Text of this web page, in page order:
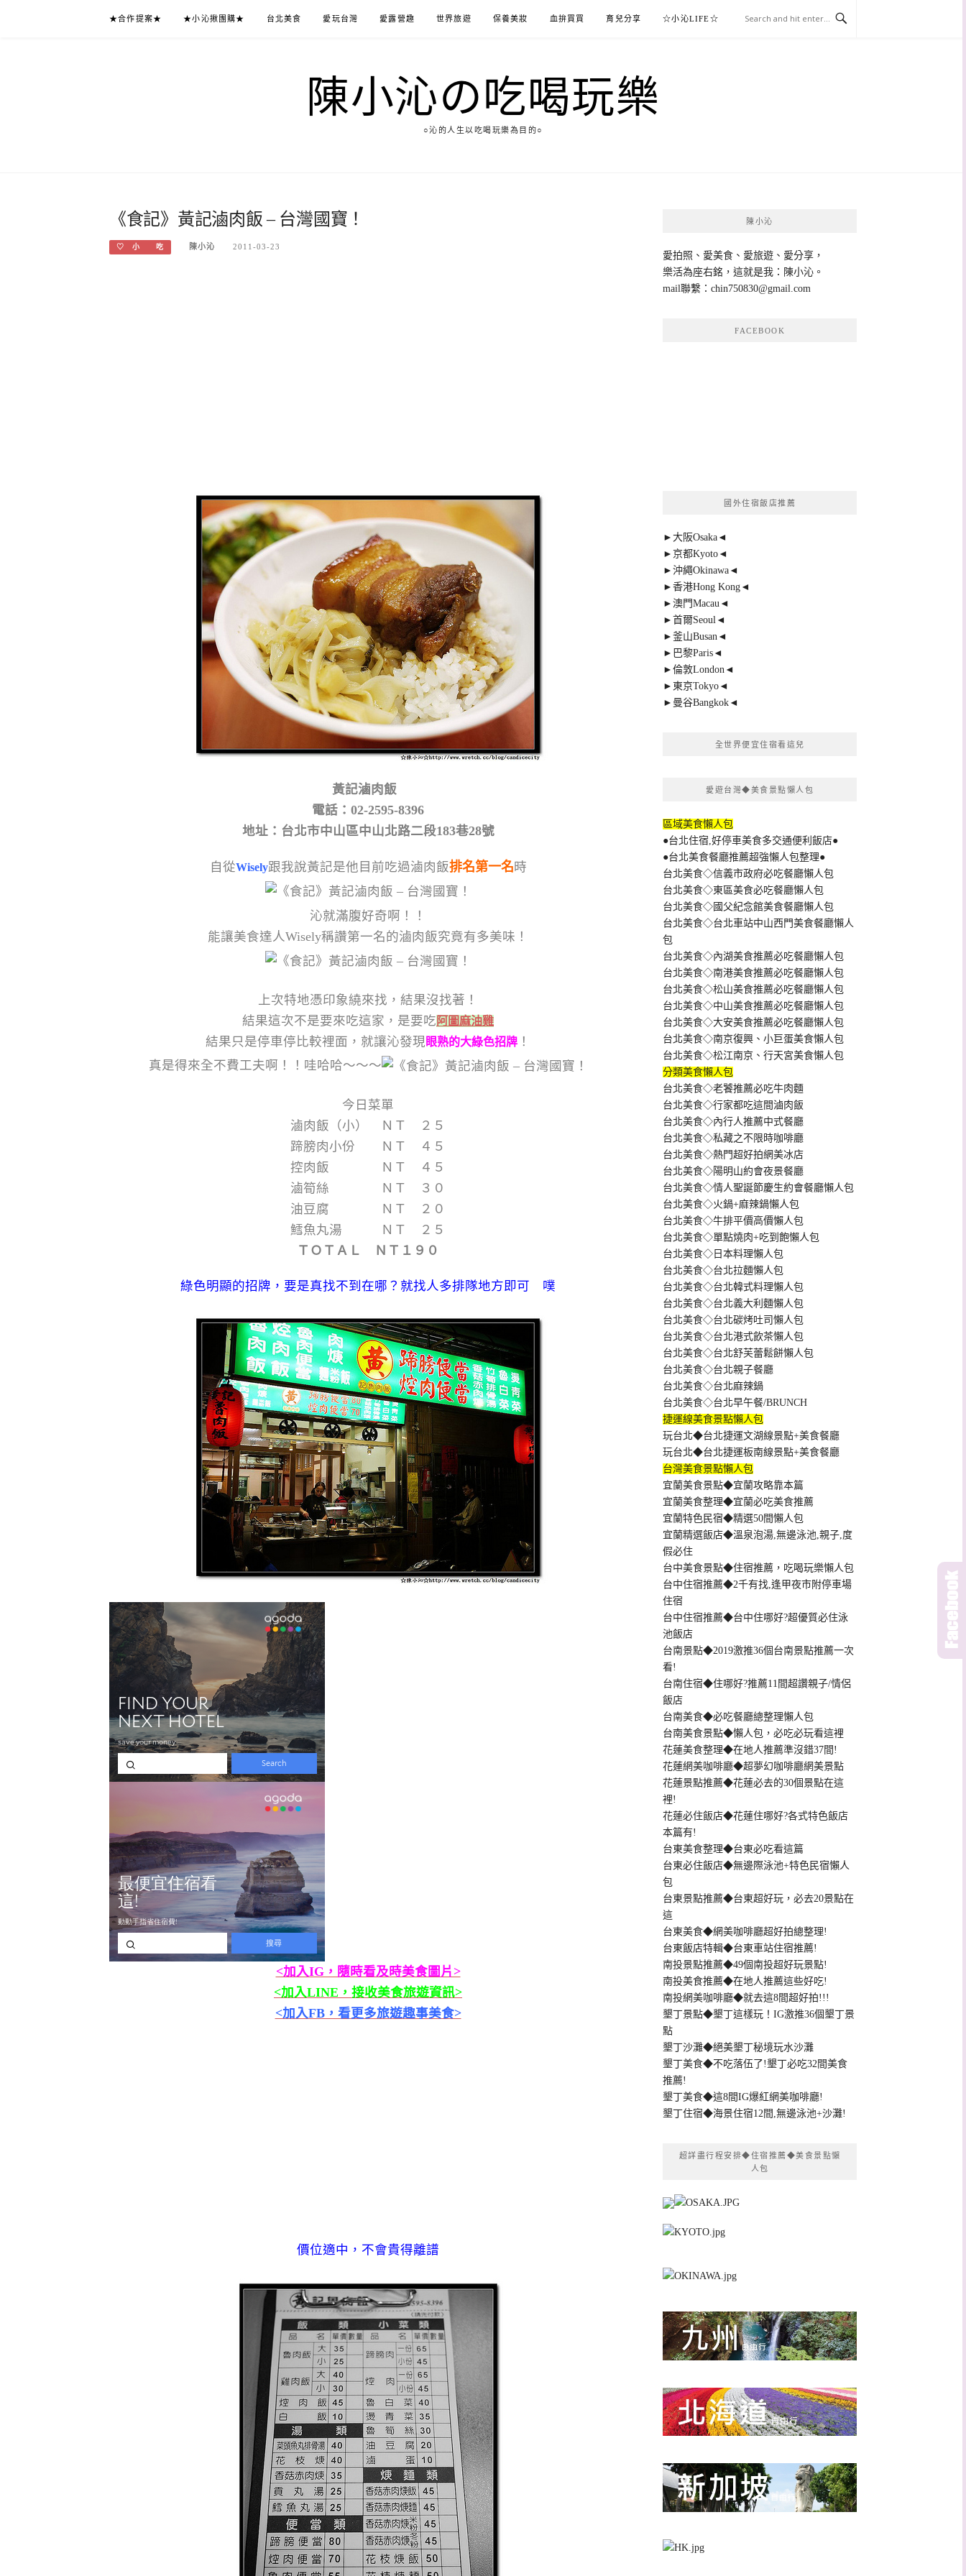
★合作提案★ ★小沁揪團購★ 台北美食 愛玩台灣 愛露營趣 世界旅遊 保養美妝 血拚買買 育兒分享 ☆小沁LIFE☆
陳小沁の吃喝玩樂
○沁的人生以吃喝玩樂為目的○
《食記》黃記滷肉飯 – 台灣國寶！
♡ 小 吃 陳小沁 2011-03-23
黃記滷肉飯
電話：02-2595-8396
地址：台北市中山區中山北路二段183巷28號
自從Wisely跟我說黃記是他目前吃過滷肉飯排名第一名時
沁就滿腹好奇啊！！
能讓美食達人Wisely稱讚第一名的滷肉飯究竟有多美味！
上次特地憑印象繞來找，結果沒找著！
結果這次不是要來吃這家，是要吃 阿圖麻油雞
結果只是停車停比較裡面，就讓沁發現眼熟的大綠色招牌 ！
真是得來全不費工夫啊！！哇哈哈～～～
今日菜單
滷肉飯（小） ＮＴ ２５
蹄膀肉小份 ＮＴ ４５
控肉飯 ＮＴ ４５
滷筍絲 ＮＴ ３０
油豆腐 ＮＴ ２０
鱈魚丸湯 ＮＴ ２５
ＴＯＴＡＬ ＮＴ１９０
綠色明顯的招牌，要是真找不到在哪？就找人多排隊地方即可 噗
<加入IG，隨時看及時美食圖片>
<加入LINE，接收美食旅遊資訊>
<加入FB，看更多旅遊趣事美食>
價位適中，不會貴得離譜
陳小沁
愛拍照、愛美食、愛旅遊、愛分享，
樂活為座右銘，這就是我：陳小沁。
mail聯繫： chin750830@gmail.com
FACEBOOK
國外住宿飯店推薦
►大阪Osaka◄
►京都Kyoto◄
►沖繩Okinawa◄
►香港Hong Kong◄
►澳門Macau◄
►首爾Seoul◄
►釜山Busan◄
►巴黎Paris◄
►倫敦London◄
►東京Tokyo◄
►曼谷Bangkok◄
全世界便宜住宿看這兒
愛遊台灣◆美食景點懶人包
區域美食懶人包
●台北住宿,好停車美食多交通便利飯店●
●台北美食餐廳推薦超強懶人包整理●
台北美食◇信義市政府必吃餐廳懶人包
台北美食◇東區美食必吃餐廳懶人包
台北美食◇國父紀念館美食餐廳懶人包
台北美食◇台北車站中山西門美食餐廳懶人
包
台北美食◇內湖美食推薦必吃餐廳懶人包
台北美食◇南港美食推薦必吃餐廳懶人包
台北美食◇松山美食推薦必吃餐廳懶人包
台北美食◇中山美食推薦必吃餐廳懶人包
台北美食◇大安美食推薦必吃餐廳懶人包
台北美食◇南京復興、小巨蛋美食懶人包
台北美食◇松江南京、行天宮美食懶人包
分類美食懶人包
台北美食◇老饕推薦必吃牛肉麵
台北美食◇行家都吃這間滷肉飯
台北美食◇內行人推薦中式餐廳
台北美食◇私藏之不限時咖啡廳
台北美食◇熱門超好拍網美冰店
台北美食◇陽明山約會夜景餐廳
台北美食◇情人聖誕節慶生約會餐廳懶人包
台北美食◇火鍋+麻辣鍋懶人包
台北美食◇牛排平價高價懶人包
台北美食◇單點燒肉+吃到飽懶人包
台北美食◇日本料理懶人包
台北美食◇台北拉麵懶人包
台北美食◇台北韓式料理懶人包
台北美食◇台北義大利麵懶人包
台北美食◇台北碳烤吐司懶人包
台北美食◇台北港式飲茶懶人包
台北美食◇台北舒芙蕾鬆餅懶人包
台北美食◇台北親子餐廳
台北美食◇台北麻辣鍋
台北美食◇台北早午餐/BRUNCH
捷運線美食景點懶人包
玩台北◆台北捷運文湖線景點+美食餐廳
玩台北◆台北捷運板南線景點+美食餐廳
台灣美食景點懶人包
宜蘭美食景點◆宜蘭攻略靠本篇
宜蘭美食整理◆宜蘭必吃美食推薦
宜蘭特色民宿◆精選50間懶人包
宜蘭精選飯店◆溫泉泡湯,無邊泳池,親子,度
假必住
台中美食景點◆住宿推薦，吃喝玩樂懶人包
台中住宿推薦◆2千有找,逢甲夜市附停車場
住宿
台中住宿推薦◆台中住哪好?超優質必住泳
池飯店
台南景點◆2019激推36個台南景點推薦一次
看!
台南住宿◆住哪好?推薦11間超讚親子/情侶
飯店
台南美食◆必吃餐廳總整理懶人包
台南美食景點◆懶人包，必吃必玩看這裡
花蓮美食整理◆在地人推薦準沒錯37間!
花蓮網美咖啡廳◆超夢幻咖啡廳網美景點
花蓮景點推薦◆花蓮必去的30個景點在這
裡!
花蓮必住飯店◆花蓮住哪好?各式特色飯店
本篇有!
台東美食整理◆台東必吃看這篇
台東必住飯店◆無邊際泳池+特色民宿懶人
包
台東景點推薦◆台東超好玩，必去20景點在
這
台東美食◆網美咖啡廳超好拍總整理!
台東飯店特輯◆台東車站住宿推薦!
南投景點推薦◆49個南投超好玩景點!
南投美食推薦◆在地人推薦這些好吃!
南投網美咖啡廳◆就去這8間超好拍!!!
墾丁景點◆墾丁這樣玩！IG激推36個墾丁景
點
墾丁沙灘◆絕美墾丁秘境玩水沙灘
墾丁美食◆不吃落伍了!墾丁必吃32間美食
推薦!
墾丁美食◆這8間IG爆紅網美咖啡廳!
墾丁住宿◆海景住宿12間,無邊泳池+沙灘!
超詳盡行程安排◆住宿推薦◆美食景點懶
人包